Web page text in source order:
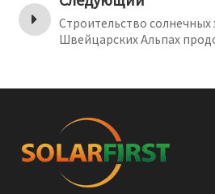
Строительство солнечных
Швейцарских Альпах